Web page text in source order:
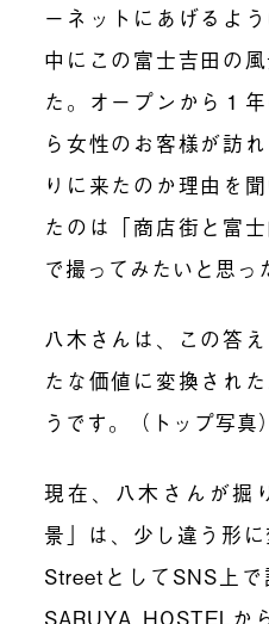
ーネットにあげるよ
中にこの富士吉田の
た。オープンから１
ら女性のお客様が訪
りに来たのか理由を
たのは「商店街と富
で撮ってみたいと思っ
八木さんは、この答
たな価値に変換され
うです。（トップ写真）
現在、八木さんが掘
景」は、少し違う形
StreetとしてSNS上で
SARUYA HOSTELか